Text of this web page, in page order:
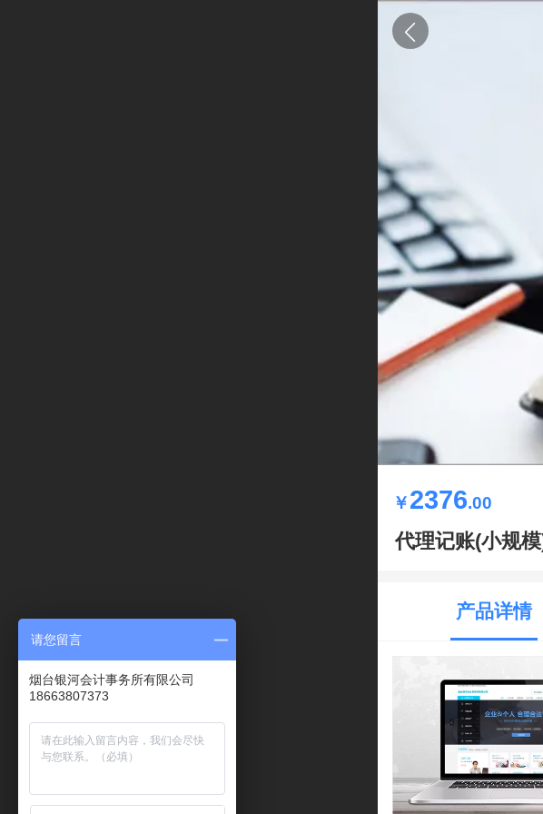
￥2376.00
代理记账(小规
产品详情
请您留言
烟台银河会计事务所有限公司
18663807373